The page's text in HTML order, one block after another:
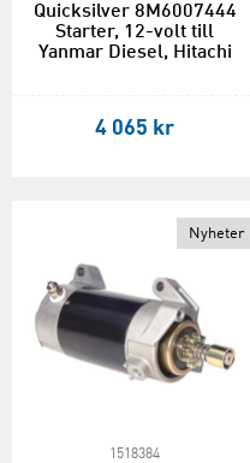
Quicksilver 8M6007444
Starter, 12-volt till
Yanmar Diesel, Hitachi
4 065 kr
Nyheter
1518384